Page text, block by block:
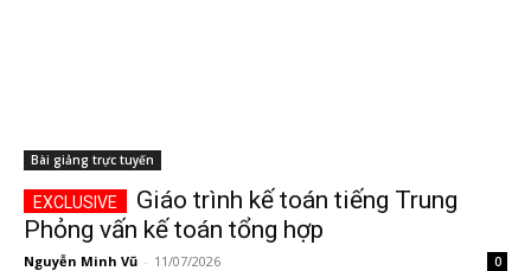
Bài giảng trực tuyến
Giáo trình kế toán tiếng Trung
Phỏng vấn kế toán tổng hợp
Nguyễn Minh Vũ - 11/07/2026 0